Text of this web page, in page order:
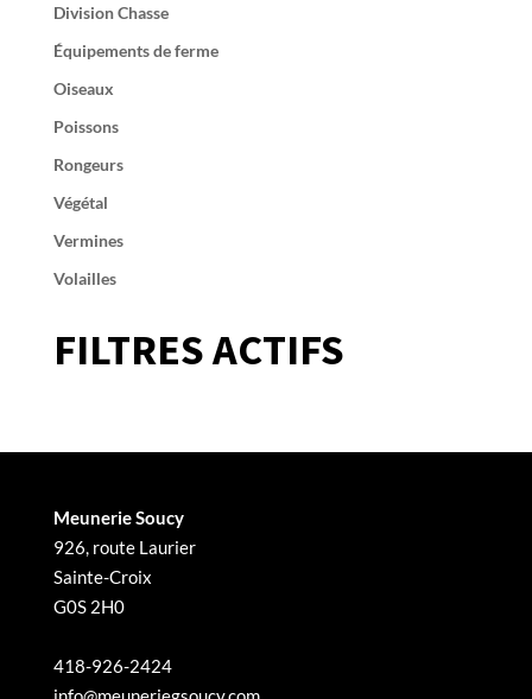
Division Chasse
Équipements de ferme
Oiseaux
Poissons
Rongeurs
Végétal
Vermines
Volailles
FILTRES ACTIFS
Meunerie Soucy
926, route Laurier
Sainte-Croix
G0S 2H0
418-926-2424